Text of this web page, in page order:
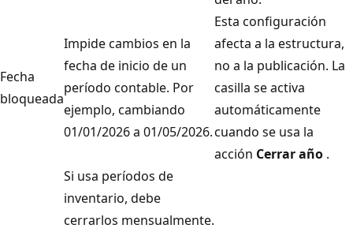
Fecha
bloqueada
Impide cambios en la
fecha de inicio de un
período contable. Por
ejemplo, cambiando
01/01/2026 a 01/05/2026.
Esta configuración
afecta a la estructura,
no a la publicación. La
casilla se activa
automáticamente
cuando se usa la
acción Cerrar año .
Si usa períodos de
inventario, debe
cerrarlos mensualmente.